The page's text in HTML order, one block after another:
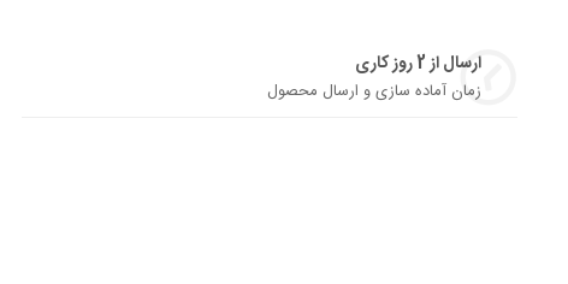
ارسال از 2 روز کاری
زمان آماده سازی و ارسال محصول